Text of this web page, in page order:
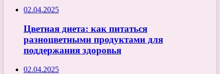
02.04.2025
Цветная диета: как питаться
разноцветными продуктами для
поддержания здоровья
02.04.2025